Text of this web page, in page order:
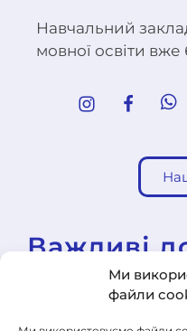
Ми
файли
Навчальний
мовної освіти вже
Важливі
Шкільна